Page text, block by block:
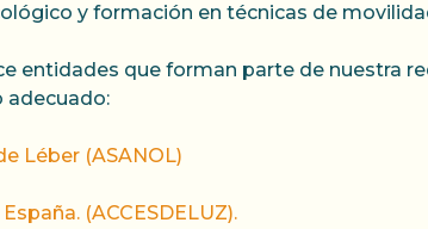
y formación en técnicas de
entidades que forman parte de nuestra
adecuado:
Léber (ASANOL)
(ACCESDELUZ).